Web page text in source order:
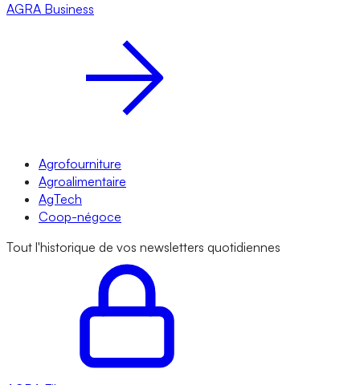
AGRA Business
Agrofourniture
Agroalimentaire
AgTech
Coop-négoce
Tout l'historique de vos newsletters quotidiennes